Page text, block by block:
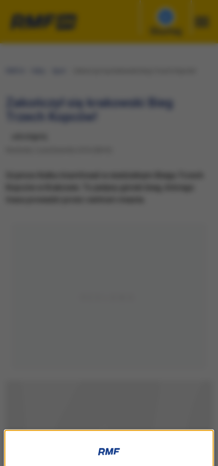
Słuchaj
Zakończył się krakowski Bieg
Trzech Kopców!